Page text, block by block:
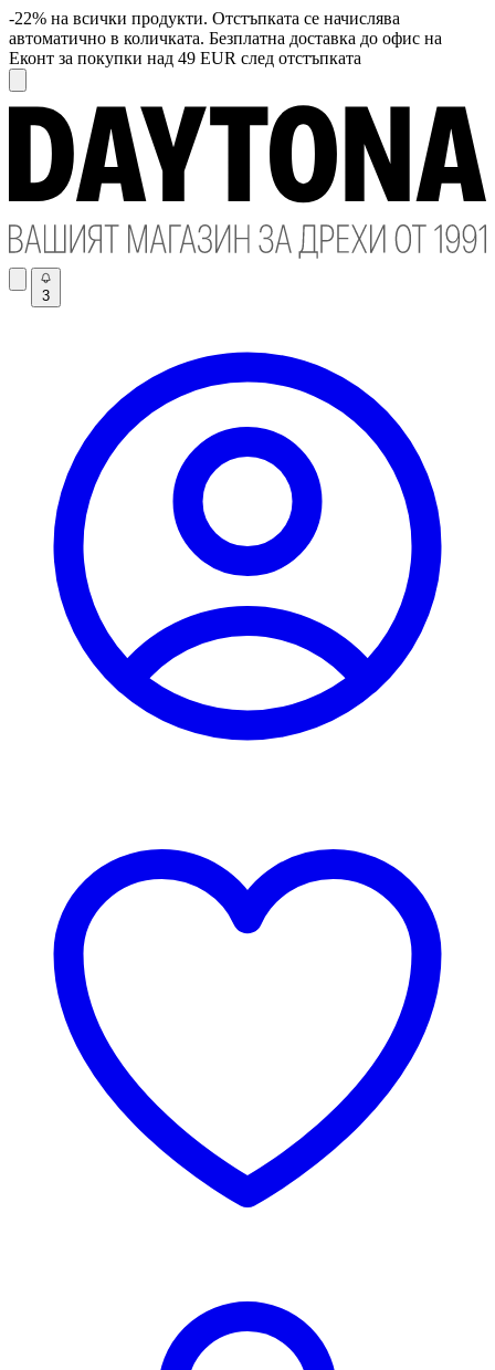
-22% на всички продукти. Отстъпката се начислява
автоматично в количката. Безплатна доставка до офис на
Еконт за покупки над 49 EUR след отстъпката
3